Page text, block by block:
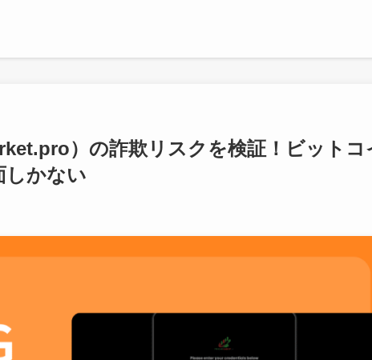
）の詐欺リスクを検証！ビットコ
しかない